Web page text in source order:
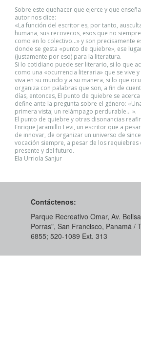
Sobre este quehacer que ejerce y que
autor nos dice:
«La función del escritor es, por tanto,
humana, sus recovecos, esos que no
como en lo colectivo…» y son precisamente
donde se gesta «punto de quiebre», ese
(justamente por eso) para la literatura.
Si lo cotidiano puede ser literario, si lo que
como una «ocurrencia literaria» que se vive
viva en su mundo y a su manera, si lo que
organiza con palabras que son, a fin de
días, entonces, El punto de quiebre se
define ante la pregunta sobre el género:
primera vista; un relámpago perdurable… ».
El punto de quiebre y otras disonancias
Enrique Jaramillo Levi, un escritor que a
de innovar, de organizar un universo de
vocación siempre, a pesar de los
presente y del futuro.
Ela Urriola Sanjur
Contáctenos:
Parque Recreativo Omar, Av.
Porras", San Francisco, Panamá /
6855; 520-1089​ Ext. 313